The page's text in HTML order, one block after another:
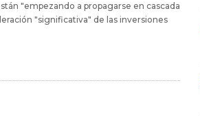
"empezando a propagarse en cascada
"significativa" de las inversiones